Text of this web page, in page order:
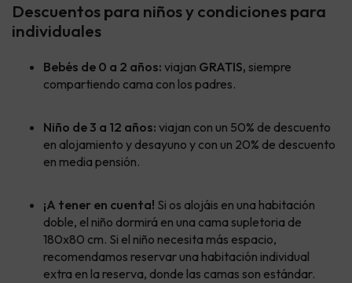
Descuentos para niños y condiciones para
individuales
Bebés de 0 a 2 años: viajan GRATIS, siempre
compartiendo cama con los padres.
Niño de 3 a 12 años: viajan con un 50% de descuento
en alojamiento y desayuno y con un 20% de descuento
en media pensión.
¡A tener en cuenta! Si os alojáis en una habitación
doble, el niño dormirá en una cama supletoria de
180x80 cm. Si el niño necesita más espacio,
recomendamos reservar una habitación individual
extra en la reserva, donde las camas son estándar.